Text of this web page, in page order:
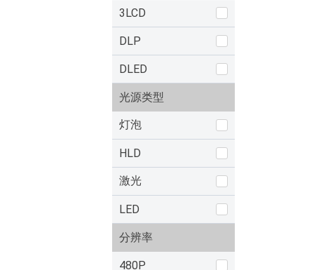
3LCD
DLP
DLED
光源类型
灯泡
HLD
激光
LED
分辨率
480P